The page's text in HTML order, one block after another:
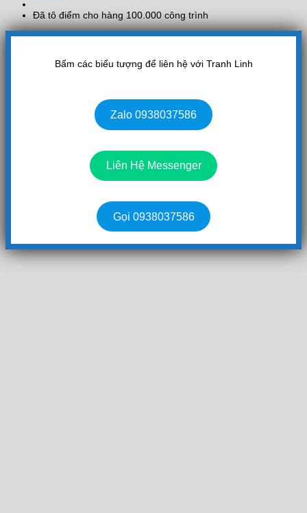
Đã tô điểm cho hàng 100.000 công trình
Bấm các biểu tượng để liên hệ với Tranh Linh
Zalo 0938037586
Liên Hệ Messenger
Gọi 0938037586